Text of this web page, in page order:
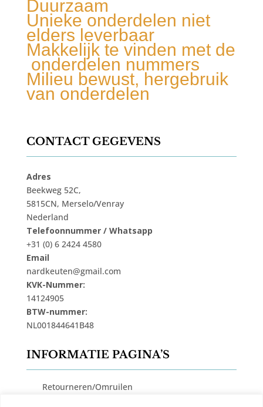
Duurzaam
Unieke onderdelen niet
elders leverbaar
Makkelijk te vinden met de
onderdelen nummers
Milieu bewust, hergebruik
van onderdelen
CONTACT GEGEVENS
Adres
Beekweg 52C,
5815CN, Merselo/Venray
Nederland
Telefoonnummer / Whatsapp
+31 (0) 6 2424 4580
Email
nardkeuten@gmail.com
KVK-Nummer:
14124905
BTW-nummer:
NL001844641B48
INFORMATIE PAGINA’S
Retourneren/Omruilen